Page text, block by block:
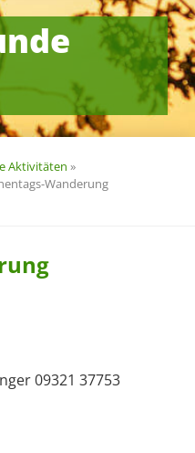
Aktivitäten »
Wanderung
09321 37753